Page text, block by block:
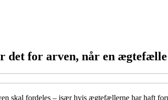
det for arven, når en
skal fordeles – især hvis ægtefællerne har haft